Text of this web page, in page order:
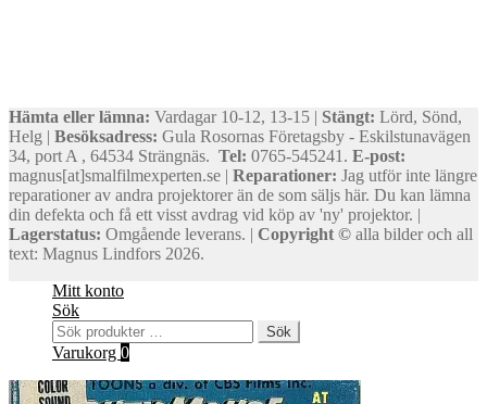
Hämta eller lämna: Vardagar 10-12, 13-15 | Stängt: Lörd, Sönd,
Helg | Besöksadress: Gula Rosornas Företagsby - Eskilstunavägen
34, port A , 64534 Strängnäs. Tel: 0765-545241. E-post:
magnus[at]smalfilmexperten.se | Reparationer: Jag utför inte längre
reparationer av andra projektorer än de som säljs här. Du kan lämna
din defekta och få ett visst avdrag vid köp av 'ny' projektor. |
Lagerstatus: Omgående leverans. | Copyright © alla bilder och all
text: Magnus Lindfors 2026.
Mitt konto
Sök
Sök
efter:
Sök
Varukorg 0